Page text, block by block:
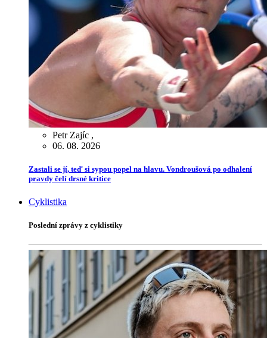
Petr Zajíc ,
06. 08. 2026
Zastali se jí, teď si sypou popel na hlavu. Vondroušová po odhalení
pravdy čelí drsné kritice
Cyklistika
Poslední zprávy z cyklistiky